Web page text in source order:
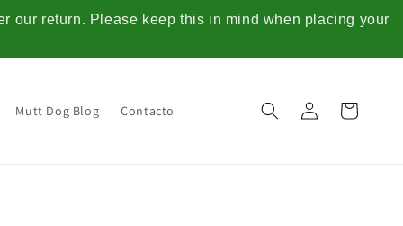
our return. Please keep this in mind when placing your
Mutt Dog Blog Contacto
sessão
Carrinho